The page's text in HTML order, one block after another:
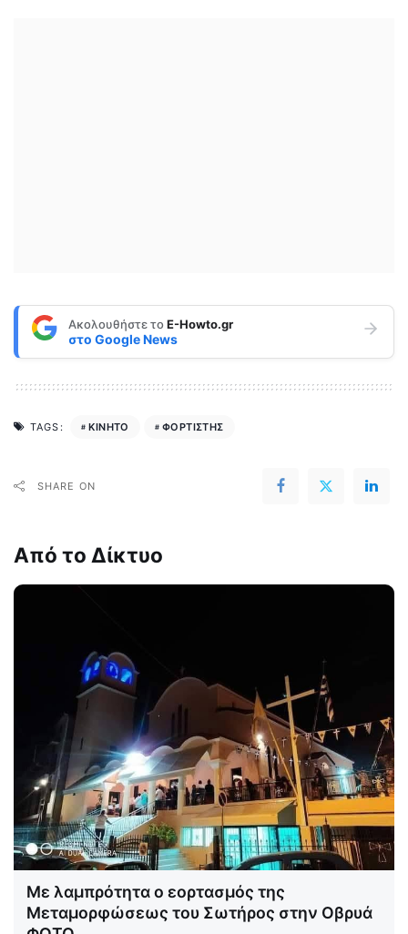
Ακολουθήστε τοE-Howto.gr
στο Google News
TAGS: ΚΙΝΗΤΟ ΦΟΡΤΙΣΤΗΣ
SHARE ON
Από το Δίκτυο
Με λαμπρότητα ο εορτασμός της
Μεταμορφώσεως του Σωτήρος στην Οβρυά